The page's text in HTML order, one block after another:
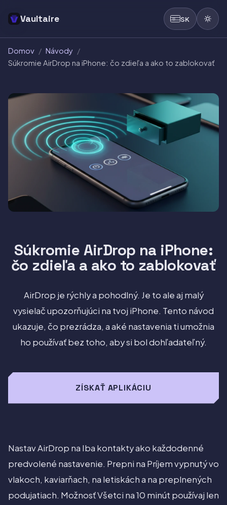
Vaultaire SK
Domov / Návody /
Súkromie AirDrop na iPhone: čo zdieľa a ako to zablokovať
Súkromie AirDrop na iPhone:
čo zdieľa a ako to zablokovať
AirDrop je rýchly a pohodlný. Je to ale aj malý
vysielač upozorňujúci na tvoj iPhone. Tento návod
ukazuje, čo prezrádza, a aké nastavenia ti umožnia
ho používať bez toho, aby si bol dohľadateľný.
ZÍSKAŤ APLIKÁCIU
Nastav AirDrop na Iba kontakty ako každodenné
predvolené nastavenie. Prepni na Príjem vypnutý vo
vlakoch, kaviarňach, na letiskách a na preplnených
podujatiach. Možnosť Všetci na 10 minút používaj len